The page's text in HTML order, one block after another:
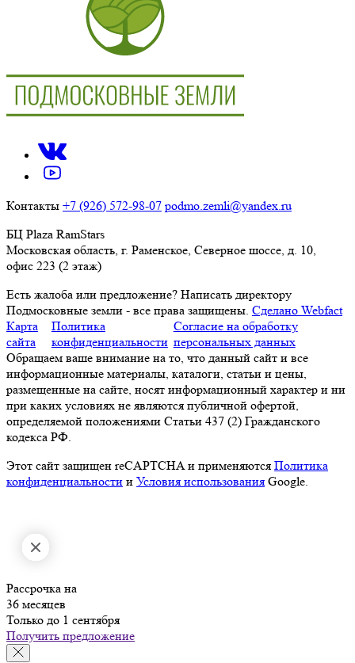
Контакты +7 (926) 572-98-07 podmo.zemli@yandex.ru
БЦ Plaza RamStars
Московская область, г. Раменское, Северное шоссе, д. 10,
офис 223 (2 этаж)
Есть жалоба или предложение? Написать директору
Подмосковные земли - все права защищены. Сделано Webfact
Карта
сайта
Политика
конфиденциальности
Согласие на обработку
персональных данных
Обращаем ваше внимание на то, что данный сайт и все
информационные материалы, каталоги, статьи и цены,
размещенные на сайте, носят информационный характер и ни
при каких условиях не являются публичной офертой,
определяемой положениями Статьи 437 (2) Гражданского
кодекса РФ.
Этот сайт защищен reCAPTCHA и применяются Политика
конфиденциальности и Условия использования Google.
Рассрочка на
36 месяцев
Только до 1 сентября
Получить предложение